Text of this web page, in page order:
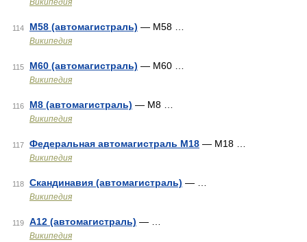
Википедия
114 М58 (автомагистраль) — М58 …
Википедия
115 М60 (автомагистраль) — М60 …
Википедия
116 М8 (автомагистраль) — М8 …
Википедия
117 Федеральная автомагистраль М18 — М18 …
Википедия
118 Скандинавия (автомагистраль) — …
Википедия
119 A12 (автомагистраль) — …
Википедия